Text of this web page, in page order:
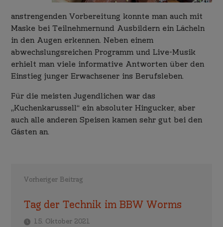
anstrengenden Vorbereitung konnte man auch mit
Maske bei Teilnehmernund Ausbildern ein Lächeln
in den Augen erkennen. Neben einem
abwechslungsreichen Programm und Live-Musik
erhielt man viele informative Antworten über den
Einstieg junger Erwachsener ins Berufsleben.
Für die meisten Jugendlichen war das
„Kuchenkarussell“ ein absoluter Hingucker, aber
auch alle anderen Speisen kamen sehr gut bei den
Gästen an.
Vorheriger Beitrag
Tag der Technik im BBW Worms
15. Oktober 2021